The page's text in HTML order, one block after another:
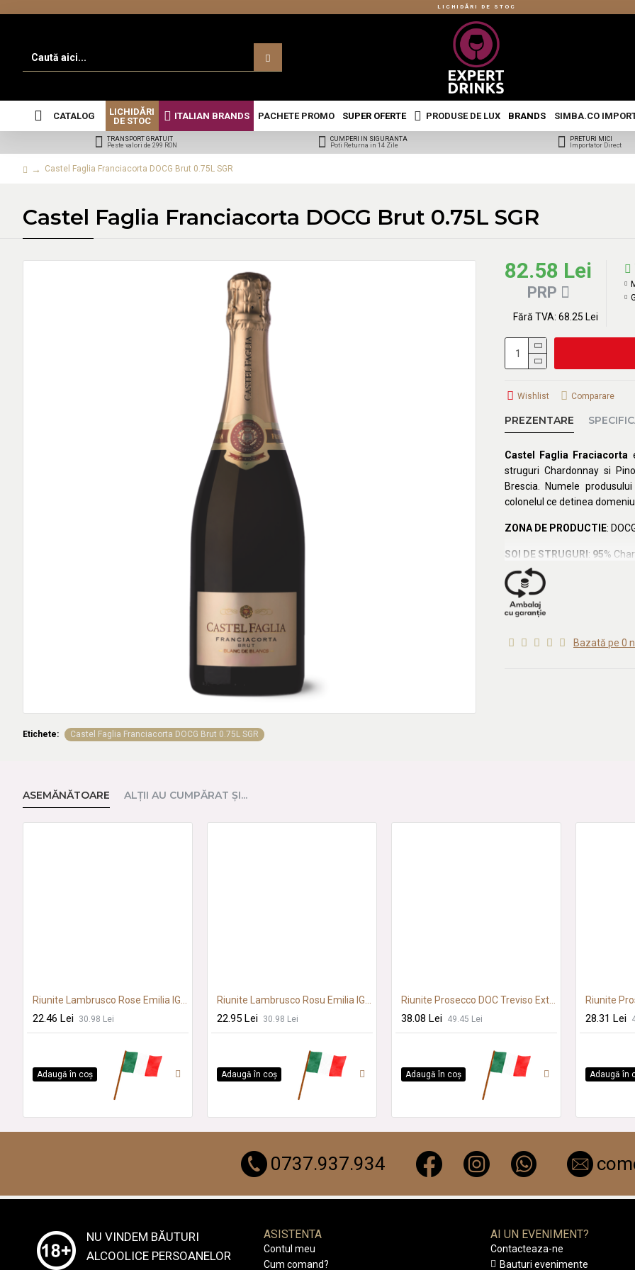
LICHIDĂRI DE STOC
CATALOG
LICHIDĂRI
DE STOC
ITALIAN BRANDS PACHETE PROMO SUPER OFERTE PRODUSE DE LUX BRANDS SIMBA.CO
TRANSPORT GRATUIT
Peste valori de 299 RON
CUMPERI IN SIGURANTA
Poti Returna in 14 Zile
PRETURI MICI
Importator Direct
Castel Faglia Franciacorta DOCG Brut 0.75L SGR
Castel Faglia Franciacorta DOCG Brut 0.75L SGR
PREZENTARE
Castel Faglia Fraciacorta
struguri Chardonnay si
Brescia. Numele
colonelul ce detinea
ZONA DE PRODUCTIE:
SOI DE STRUGURI: 95%
NOTE DE DEGUSTARE
fructe coapte si indicii
picante.
DATE ANALITICE : Alcool 12.5
Bazată pe 0
82.58 Lei
PRP
Fără TVA: 68.25 Lei
Wishlist Comparare
Etichete: Castel Faglia Franciacorta DOCG Brut 0.75L SGR
ASEMĂNĂTOARE ALŢII AU CUMPĂRAT ŞI...
22.46 Lei 30.98 Lei
Adaugă în coş
22.95 Lei 30.98 Lei
Adaugă în coş
Riunite Prosecco DOC Treviso Extra Dry 0.75L SGR
38.08 Lei 49.45 Lei
Adaugă în coş
28.31 Lei
Adaugă în
0737.937.934
NU VINDEM BĂUTURI
ALCOOLICE PERSOANELOR
ASISTENTA
Contul meu
Cum comand?
AI UN EVENIMENT?
Contacteaza-ne
Bauturi evenimente